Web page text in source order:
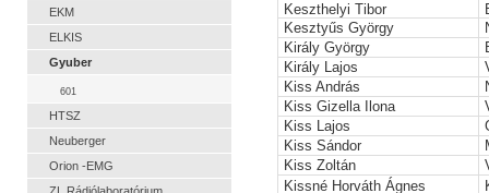
EKM
ELKIS
Gyuber
601
HTSZ
Neuberger
Orion -EMG
Keszthelyi Tibor
Kesztyűs György
Király György
Király Lajos
Kiss András
Kiss Gizella Ilona
Kiss Lajos
Kiss Sándor
Kiss Zoltán
Kissné Horváth Ágnes